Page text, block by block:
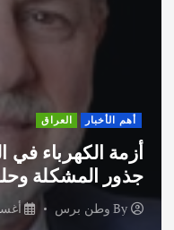
أهم الأخبار العراق
أزمة الكهرباء في
جذور المشكلة
وطن برس